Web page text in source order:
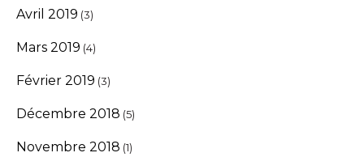
Avril 2019 (3)
Mars 2019 (4)
Février 2019 (3)
Décembre 2018 (5)
Novembre 2018 (1)